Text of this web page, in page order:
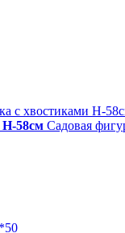
Н-58см Садовая